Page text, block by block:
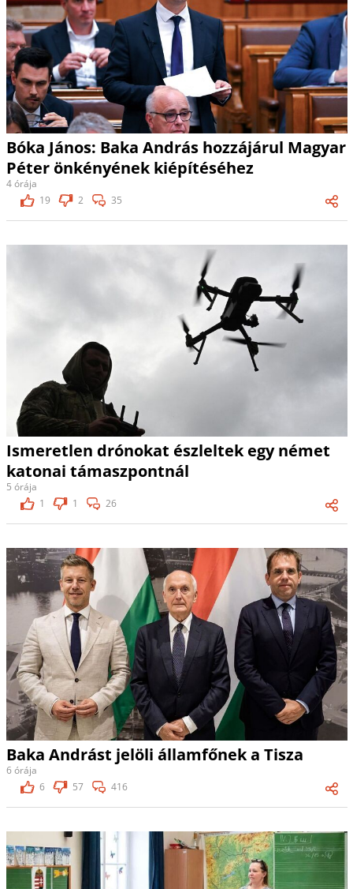
Bóka János: Baka András hozzájárul Magyar
Péter önkényének kiépítéséhez
4 órája
19
2 35
Ismeretlen drónokat észleltek egy német
katonai támaszpontnál
5 órája
1
1 26
Baka Andrást jelöli államfőnek a Tisza
6 órája
6
57 416